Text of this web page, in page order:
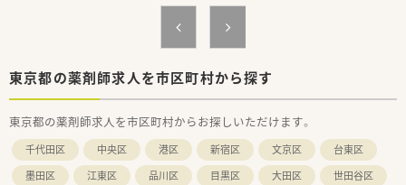
東京都の薬剤師求人を市区町村から探す
東京都の薬剤師求人を市区町村からお探しいただけます。
千代田区 中央区 港区 新宿区 文京区
台東区
墨田区
江東区 品川区 目黒区 大田区 世田谷区